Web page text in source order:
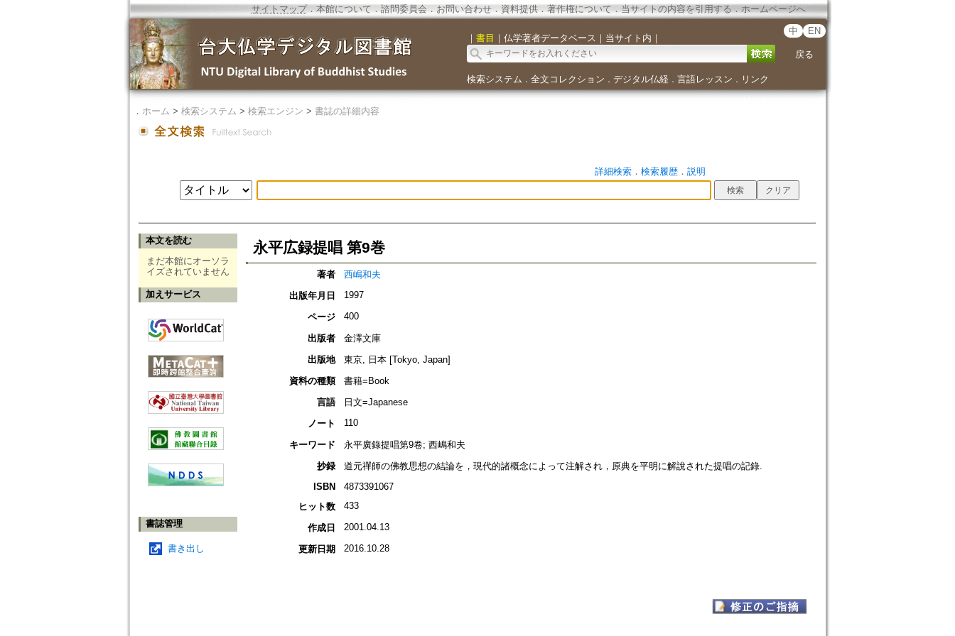
サイトマップ．本館について ． 諮問委員会． お問い合わせ． 資料提供． 著作権について．当サイトの内容を引用する ． ホームページへ
｜ 書目 ｜ 仏学著者データベース ｜ 当サイト内 ｜
中 EN
戻る
検索システム ． 全文コレクション ． デジタル仏経． 言語レッスン ． リンク
． ホーム > 検索システム > 検索エンジン > 書誌の詳細内容
詳細検索． 検索履歴． 説明
本文を読む
まだ本館にオーソラ
イズされていません
加えサービス
書誌管理
書き出し
永平広録提唱 第9巻
著者
西嶋和夫
出版年月日
1997
ページ 400
出版者
金澤文庫
出版地
東京, 日本 [Tokyo, Japan]
資料の種類
書籍=Book
言語
日文=Japanese
ノート
110
キーワード
永平廣錄提唱第9卷; 西嶋和夫
抄録
道元禪師の佛教思想の結論を，現代的諸概念によって注解され，原典を平明に解說された提唱の記錄.
ISBN
4873391067
ヒット数
433
作成日 2001.04.13
更新日期 2016.10.28